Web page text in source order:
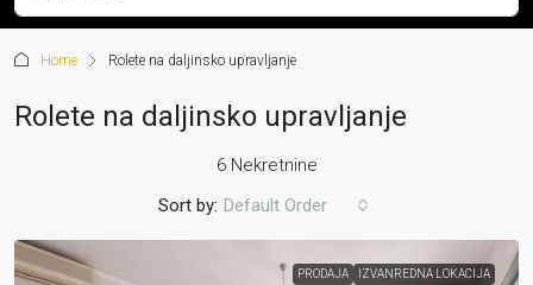
Home Rolete na daljinsko upravljanje
Rolete na daljinsko upravljanje
6 Nekretnine
Sort by: Default Order
PRODAJA IZVANREDNA LOKACIJA